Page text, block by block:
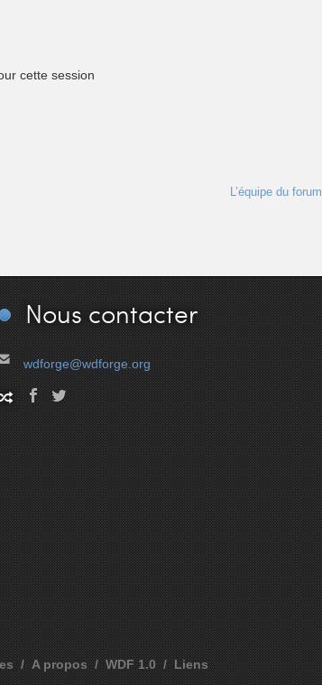
cette session
L’équipe du forum
Nous contacter
wdforge@wdforge.org
A propos WDF 1.0 Liens